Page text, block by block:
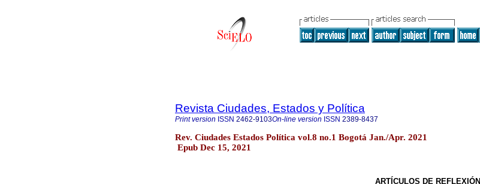
Revista Ciudades, Estados y Política
Print version ISSN 2462-9103On-line version ISSN 2389-8437
Rev. Ciudades Estados Política vol.8 no.1 Bogotá Jan./Apr. 2021
Epub Dec 15, 2021
ARTÍCULOS DE REFLEXIÓN